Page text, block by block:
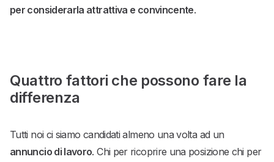
per considerarla attrattiva e convincente.
Quattro fattori che possono fare la
differenza
Tutti noi ci siamo candidati almeno una volta ad un
annuncio di lavoro. Chi per ricoprire una posizione chi per